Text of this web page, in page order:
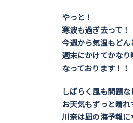
やっと！
寒波も過ぎ去って！
今週から気温もどん
週末にかけてかな
なっております！！
しばらく風も問題な
お天気もずっと晴れ
川奈は凪の海予報に